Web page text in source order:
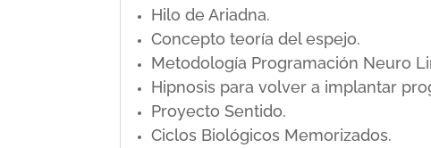
Hilo de Ariadna.
Concepto teoría del espejo.
Metodología Programación Neuro
Hipnosis para volver a implantar
Proyecto Sentido.
Ciclos Biológicos Memorizados.